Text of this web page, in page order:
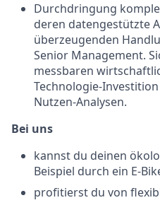
Durchdringung
deren datengestützte
überzeugenden
Senior Management.
messbaren
Technologie-
Nutzen-Analysen.
Bei uns
kannst du deinen
Beispiel durch ein E-
profitierst du von